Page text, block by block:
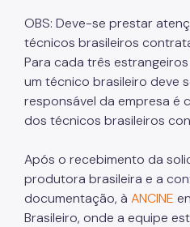
OBS: Deve-se prestar
técnicos brasileiros
Para cada três
um técnico brasileiro deve
responsável da empresa é
dos técnicos brasileiros
Após o recebimento da
produtora brasileira e a
documentação, à ANCINE
Brasileiro, onde a equipe